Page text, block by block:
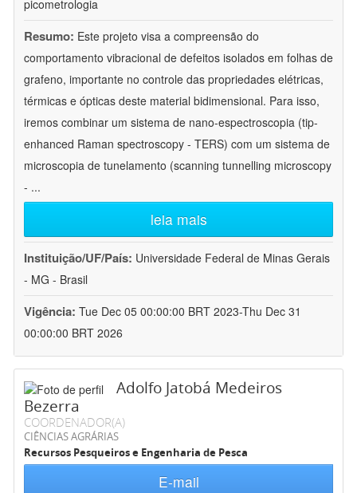
picometrologia
Resumo: Este projeto visa a compreensão do
comportamento vibracional de defeitos isolados em folhas de
grafeno, importante no controle das propriedades elétricas,
térmicas e ópticas deste material bidimensional. Para isso,
iremos combinar um sistema de nano-espectroscopia (tip-
enhanced Raman spectroscopy - TERS) com um sistema de
microscopia de tunelamento (scanning tunnelling microscopy
- ...
leia mais
Instituição/UF/País: Universidade Federal de Minas Gerais
- MG - Brasil
Vigência: Tue Dec 05 00:00:00 BRT 2023-Thu Dec 31
00:00:00 BRT 2026
Adolfo Jatobá Medeiros
Bezerra
COORDENADOR(A)
CIÊNCIAS AGRÁRIAS
Recursos Pesqueiros e Engenharia de Pesca
E-mail